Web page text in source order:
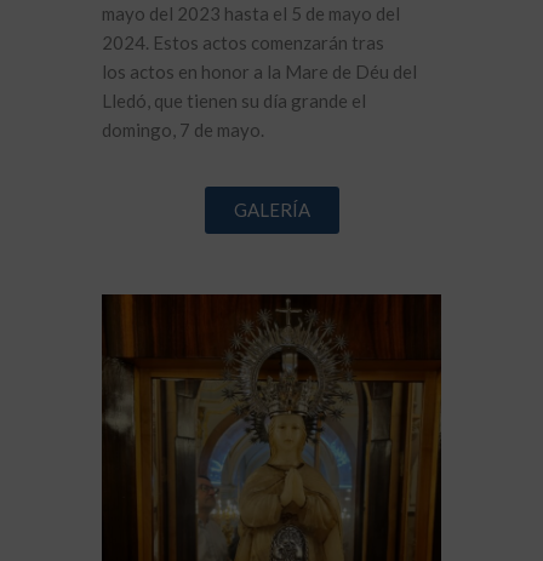
mayo del 2023 hasta el 5 de mayo del
2024. Estos actos comenzarán tras
los actos en honor a la Mare de Déu del
Lledó, que tienen su día grande el
domingo, 7 de mayo.
GALERÍA